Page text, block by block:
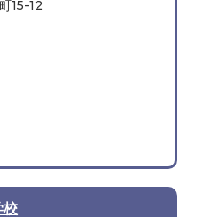
15-12
校